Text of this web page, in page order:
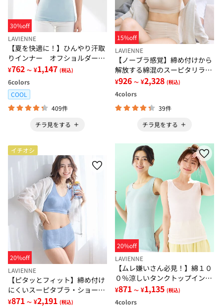
30%off
LAVIENNE
【夏を快適に！】ひんやり汗取
りインナー オフショルダー＜
さらりラボ＞
¥762 ～ ¥1,147 (税込)
6colors
COOL
409件
チラ見をする
15%off
LAVIENNE
【ノーブラ感覚】締め付けから
解放する綿混のスーピタリラッ
クスブラ・ショーツ（別売）
¥926 ～ ¥2,328 (税込)
4colors
39件
チラ見をする
イチオシ
20%off
LAVIENNE
【ピタッとフィット】締め付け
にくいスーピタブラ・ショーツ
（別売）
¥871 ～ ¥2,191 (税込)
20%off
LAVIENNE
【ムレ嫌いさん必見！】綿１０
０％涼しいタンクトップインナ
ー＜さらりラボ＞
¥871 ～ ¥1,135 (税込)
4colors